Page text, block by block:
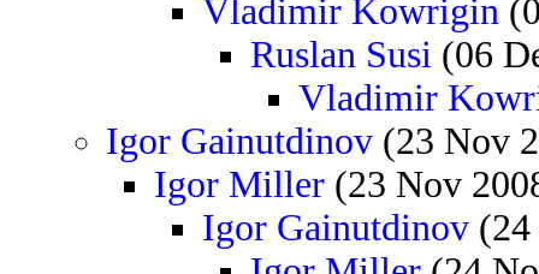
Vladimir Kowrigin
Ruslan Susi (06
Vladimir
Igor Gainutdinov (23 Nov
Igor Miller (23 Nov
Igor Gainutdinov